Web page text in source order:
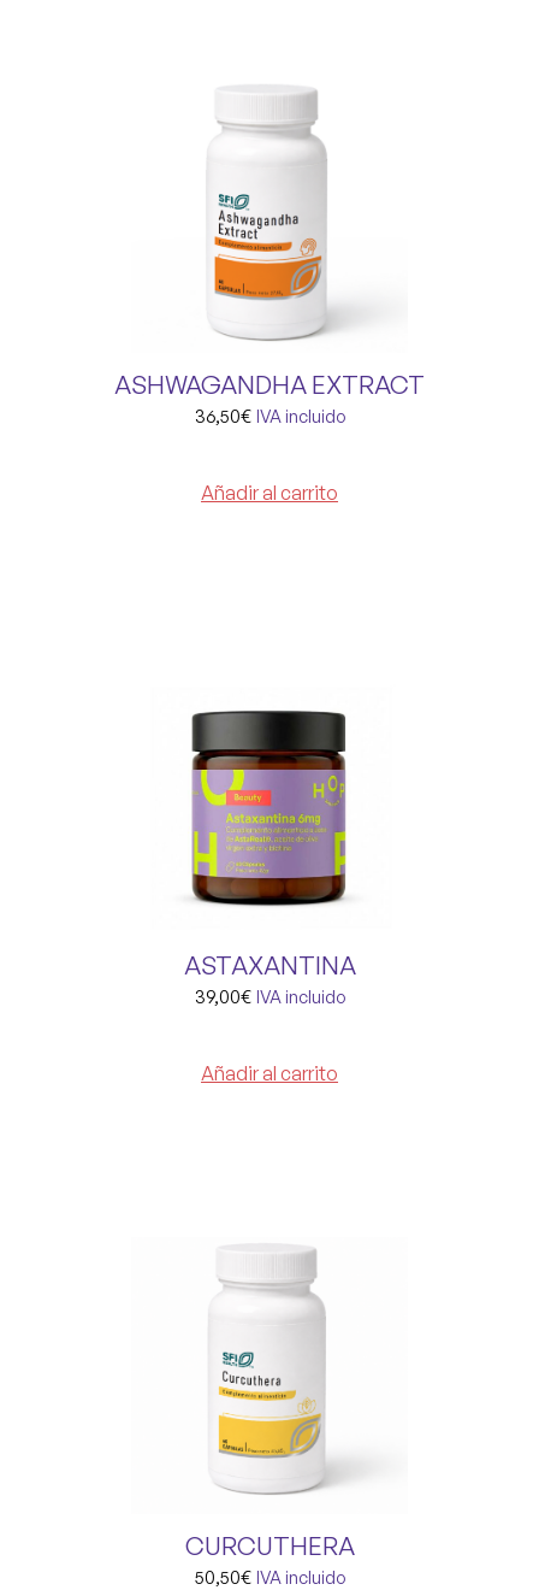
ASHWAGANDHA EXTRACT
36,50€ IVA incluido
Añadir al carrito
ASTAXANTINA
39,00€ IVA incluido
Añadir al carrito
CURCUTHERA
50,50€ IVA incluido